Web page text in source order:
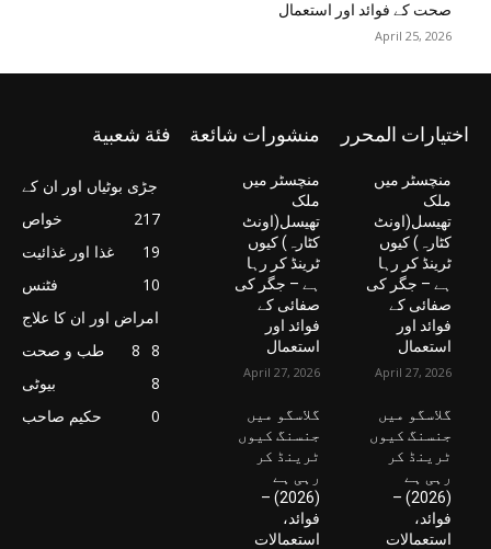
صحت کے فوائد اور استعمال
April 25, 2026
اختيارات المحرر
منچسٹر میں
ملک
تھیسل(اونٹ
کٹارہ) کیوں
ٹرینڈ کر رہا
ہے – جگر کی
صفائی کے
فوائد اور
استعمال
April 27, 2026
گلاسگو میں
جنسنگ کیوں
ٹرینڈ کر
رہی ہے
(2026) –
فوائد،
استعمالات
منشورات شائعة
منچسٹر میں
ملک
تھیسل(اونٹ
کٹارہ) کیوں
ٹرینڈ کر رہا
ہے – جگر کی
صفائی کے
فوائد اور
استعمال
April 27, 2026
گلاسگو میں
جنسنگ کیوں
ٹرینڈ کر
رہی ہے
(2026) –
فوائد،
استعمالات
فئة شعبية
جڑی بوٹیاں اور ان کے
خواص
217
غذا اور غذائیت
19
فٹنس
10
امراض اور ان کا علاج
8
طب و صحت
8
بیوٹی
8
حکیم صاحب
0